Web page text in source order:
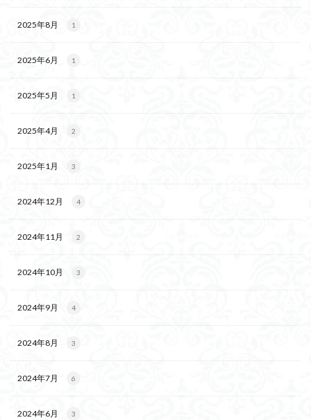
2025年8月 1
2025年6月 1
2025年5月 1
2025年4月 2
2025年1月 3
2024年12月 4
2024年11月 2
2024年10月 3
2024年9月 4
2024年8月 3
2024年7月 6
2024年6月 3